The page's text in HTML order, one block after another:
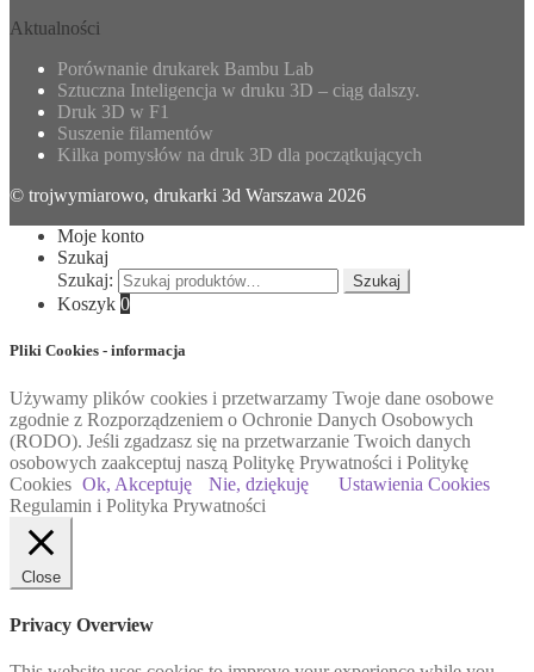
Aktualności
Porównanie drukarek Bambu Lab
Sztuczna Inteligencja w druku 3D – ciąg dalszy.
Druk 3D w F1
Suszenie filamentów
Kilka pomysłów na druk 3D dla początkujących
© trojwymiarowo, drukarki 3d Warszawa 2026
Moje konto
Szukaj
Szukaj:
Szukaj
Koszyk 0
Pliki Cookies - informacja
Używamy plików cookies i przetwarzamy Twoje dane osobowe
zgodnie z Rozporządzeniem o Ochronie Danych Osobowych
(RODO). Jeśli zgadzasz się na przetwarzanie Twoich danych
osobowych zaakceptuj naszą Politykę Prywatności i Politykę
Cookies Ok, Akceptuję Nie, dziękuję
Ustawienia Cookies
Regulamin i Polityka Prywatności
Close
Privacy Overview